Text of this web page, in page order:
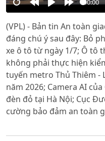
RestartRewind
10s
PlayForward
10s
(VPL) - Bản tin An toàn
đáng chú ý sau đây: Bỏ
xe ô tô từ ngày 1/7; Ô tô
không phải thực hiện
tuyến metro Thủ Thiêm -
năm 2026; Camera AI
đèn đỏ tại Hà Nội; Cục
cường bảo đảm an toàn